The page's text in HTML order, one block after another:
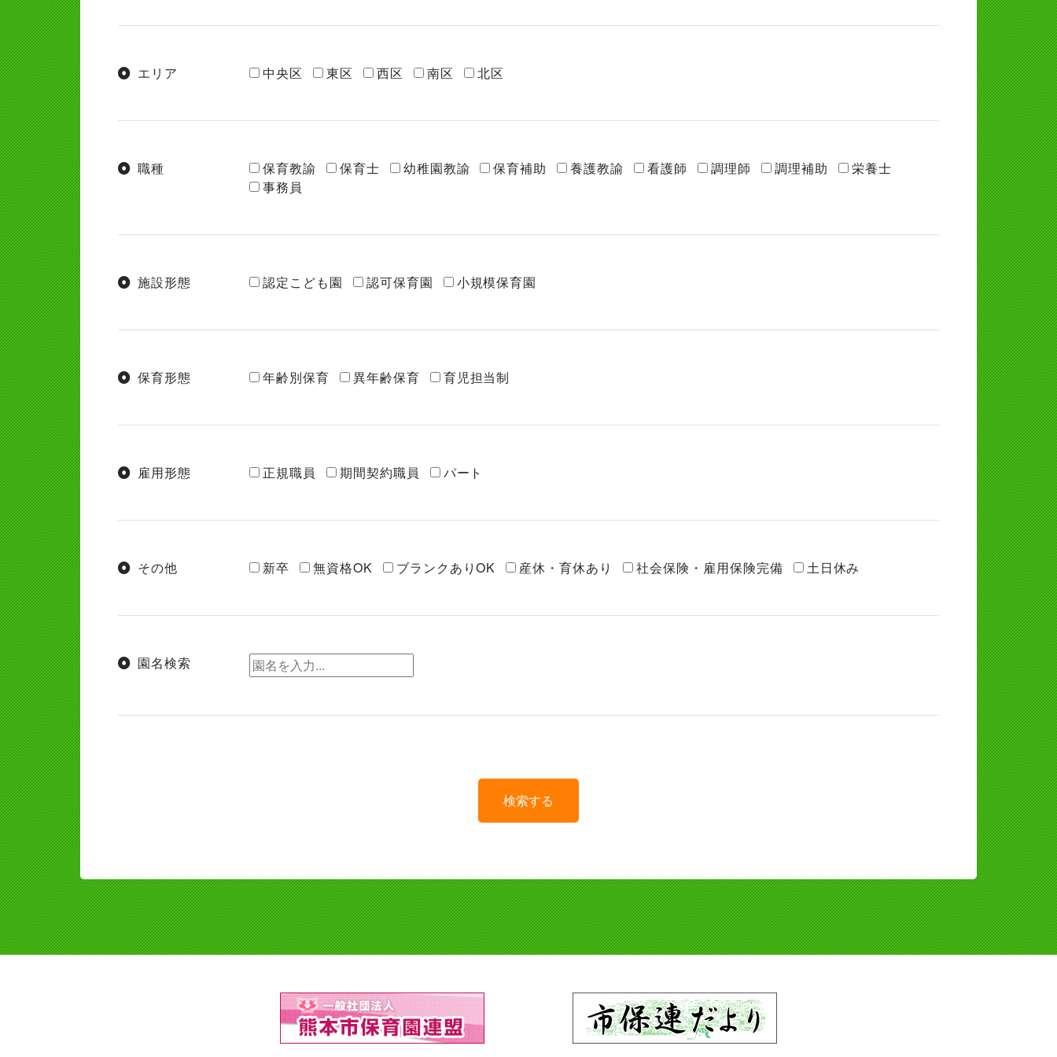
エリア 中央区 東区 西区 南区 北区
職種 保育教諭 保育士 幼稚園教諭 保育補助 養護教諭 看護師 調理師 調理補助
栄養士
事務員
施設形態 認定こども園 認可保育園 小規模保育園
保育形態 年齢別保育 異年齢保育 育児担当制
雇用形態 正規職員 期間契約職員 パート
その他 新卒 無資格OK ブランクありOK 産休・育休あり 社会保険・雇用保険完備 土日休み
園名検索